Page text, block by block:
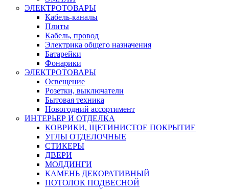
ЭЛЕКТРОТОВАРЫ
Кабель-каналы
Плиты
Кабель, провод
Электрика общего назначения
Батарейки
Фонарики
ЭЛЕКТРОТОВАРЫ
Освещение
Розетки, выключатели
Бытовая техника
Новогодний ассортимент
ИНТЕРЬЕР И ОТДЕЛКА
КОВРИКИ, ЩЕТИНИСТОЕ ПОКРЫТИЕ
УГЛЫ ОТДЕЛОЧНЫЕ
СТИКЕРЫ
ДВЕРИ
МОЛДИНГИ
КАМЕНЬ ДЕКОРАТИВНЫЙ
ПОТОЛОК ПОДВЕСНОЙ